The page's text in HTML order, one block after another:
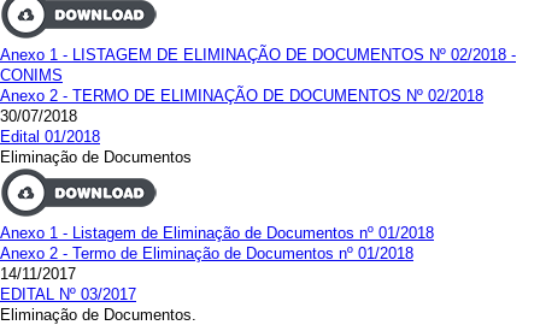
Anexo 1 - LISTAGEM DE ELIMINAÇÃO DE DOCUMENTOS Nº 02/2018 -
CONIMS
Anexo 2 - TERMO DE ELIMINAÇÃO DE DOCUMENTOS Nº 02/2018
30/07/2018
Edital 01/2018
Eliminação de Documentos
Anexo 1 - Listagem de Eliminação de Documentos nº 01/2018
Anexo 2 - Termo de Eliminação de Documentos nº 01/2018
14/11/2017
EDITAL Nº 03/2017
Eliminação de Documentos.